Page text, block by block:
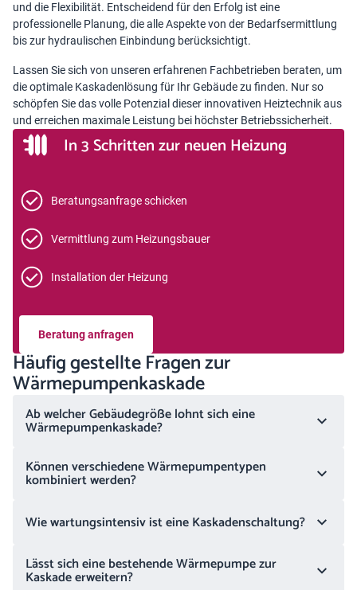
und die Flexibilität. Entscheidend für den Erfolg ist eine
professionelle Planung, die alle Aspekte von der Bedarfsermittlung
bis zur hydraulischen Einbindung berücksichtigt.
Lassen Sie sich von unseren erfahrenen Fachbetrieben beraten, um
die optimale Kaskadenlösung für Ihr Gebäude zu finden. Nur so
schöpfen Sie das volle Potenzial dieser innovativen Heiztechnik aus
und erreichen maximale Leistung bei höchster Betriebssicherheit.
In 3 Schritten zur neuen Heizung
Beratungsanfrage schicken
Vermittlung zum Heizungsbauer
Installation der Heizung
Beratung anfragen
Häufig gestellte Fragen zur
Wärmepumpenkaskade
Ab welcher Gebäudegröße lohnt sich eine
Wärmepumpenkaskade?
Können verschiedene Wärmepumpentypen
kombiniert werden?
Wie wartungsintensiv ist eine Kaskadenschaltung?
Lässt sich eine bestehende Wärmepumpe zur
Kaskade erweitern?